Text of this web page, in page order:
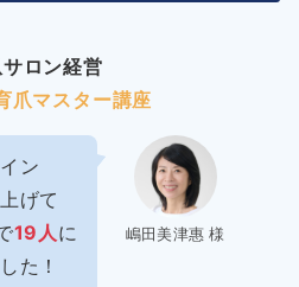
ロン経営
爪マスター講座
嶋田美津惠 様
ン
げて
19人に
た！